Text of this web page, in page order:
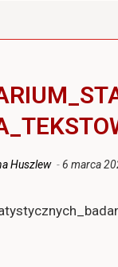
Huszlew -6 marca